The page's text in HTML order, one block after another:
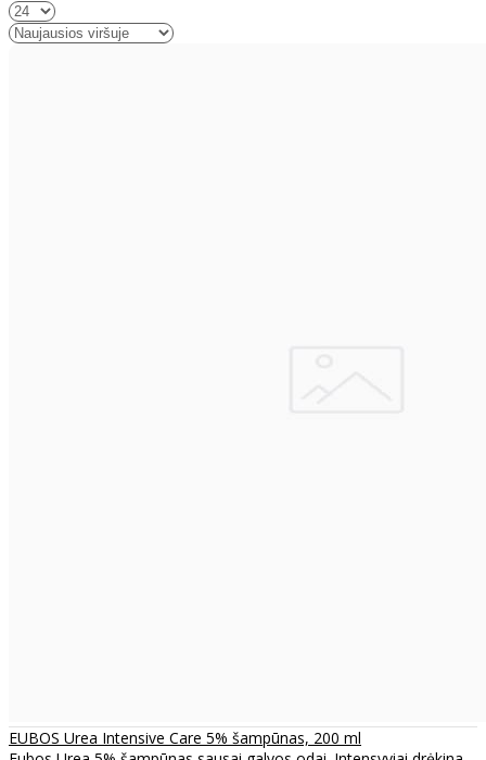
EUBOS Urea Intensive Care 5% šampūnas, 200 ml